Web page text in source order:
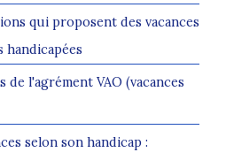
qui proposent des vacances
handicapées
l'agrément VAO (vacances
selon son handicap :